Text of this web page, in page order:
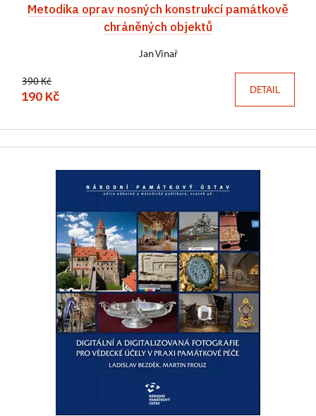
Metodika oprav nosných konstrukcí památkově
chráněných objektů
Jan Vinař
390 Kč
190 Kč DETAIL